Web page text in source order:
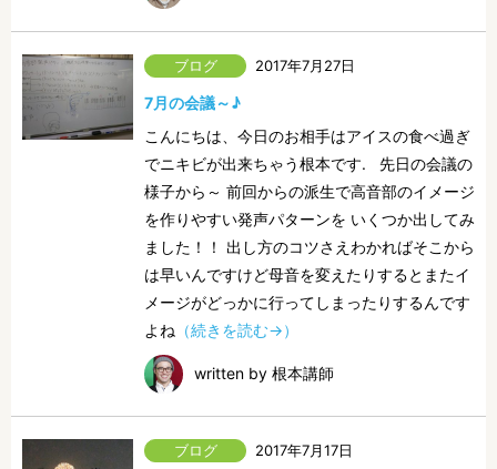
2017年7月27日
7月の会議～♪
こんにちは、今日のお相手はアイスの食べ過ぎ
でニキビが出来ちゃう根本です. 先日の会議の
様子から～ 前回からの派生で高音部のイメージ
を作りやすい発声パターンを いくつか出してみ
ました！！ 出し方のコツさえわかればそこから
は早いんですけど母音を変えたりするとまたイ
メージがどっかに行ってしまったりするんです
よね （続きを読む→）
written by 根本講師
2017年7月17日